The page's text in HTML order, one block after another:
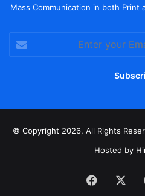
Mass Communication in both Print
your
© Copyright 2026, All Rights
Hosted by